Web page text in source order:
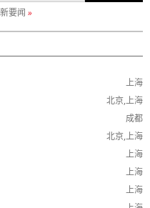
要闻 »
上海
北京,上海
成都
北京,上海
上海
上海
上海